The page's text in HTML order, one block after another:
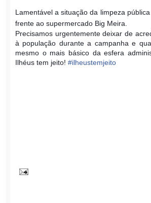
Lamentável a situação da limpeza
frente ao supermercado Big Meira.
Precisamos urgentemente deixar de
à população durante a campanha e
mesmo o mais básico da esfera
Ilhéus tem jeito! #ilheustemjeito